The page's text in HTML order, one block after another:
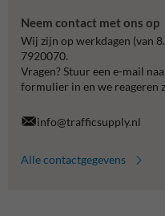
Neem contact met ons op
Wij zijn op werkdagen (van
7920070.
Vragen? Stuur een e-mail
formulier in en we reageren
info@trafficsupply.nl
Alle contactgegevens